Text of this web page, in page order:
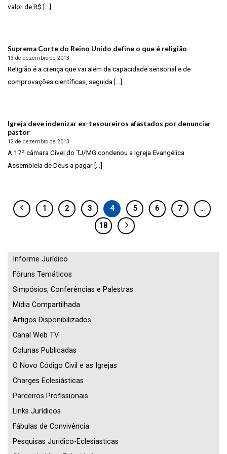
valor de R$ [...]
Suprema Corte do Reino Unido define o que é religião
13 de dezembro de 2013
Religião é a crença que vai além da capacidade sensorial e de
comprovações científicas, seguida [...]
Igreja deve indenizar ex-tesoureiros afastados por denunciar
pastor
12 de dezembro de 2013
A 17ª câmara Cível do TJ/MG condenou a Igreja Evangélica
Assembleia de Deus a pagar [...]
1 2 3 4 5 6 7
…
18
Informe Jurídico
Fóruns Temáticos
Simpósios, Conferências e Palestras
Mídia Compartilhada
Artigos Disponibilizados
Canal Web TV
Colunas Publicadas
O Novo Código Civil e as Igrejas
Charges Eclesiásticas
Parceiros Profissionais
Links Jurídicos
Fábulas de Convivência
Pesquisas Juridico-Eclesiasticas